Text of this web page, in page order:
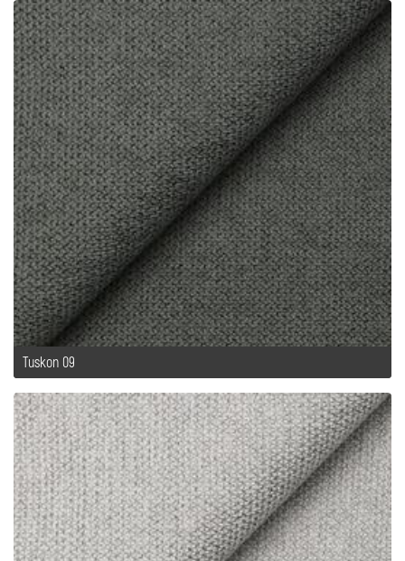
Tuskon 09